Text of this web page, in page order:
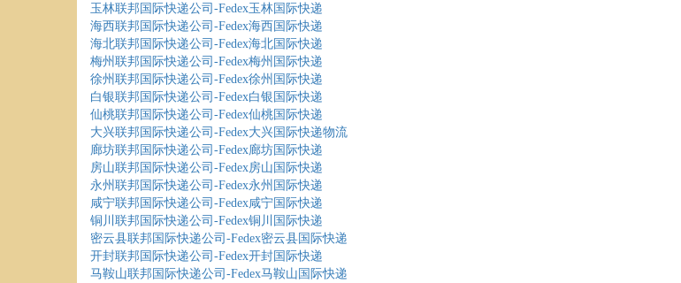
玉林联邦国际快递公司-Fedex玉林国际快递
海西联邦国际快递公司-Fedex海西国际快递
海北联邦国际快递公司-Fedex海北国际快递
梅州联邦国际快递公司-Fedex梅州国际快递
徐州联邦国际快递公司-Fedex徐州国际快递
白银联邦国际快递公司-Fedex白银国际快递
仙桃联邦国际快递公司-Fedex仙桃国际快递
大兴联邦国际快递公司-Fedex大兴国际快递物流
廊坊联邦国际快递公司-Fedex廊坊国际快递
房山联邦国际快递公司-Fedex房山国际快递
永州联邦国际快递公司-Fedex永州国际快递
咸宁联邦国际快递公司-Fedex咸宁国际快递
铜川联邦国际快递公司-Fedex铜川国际快递
密云县联邦国际快递公司-Fedex密云县国际快递
开封联邦国际快递公司-Fedex开封国际快递
马鞍山联邦国际快递公司-Fedex马鞍山国际快递